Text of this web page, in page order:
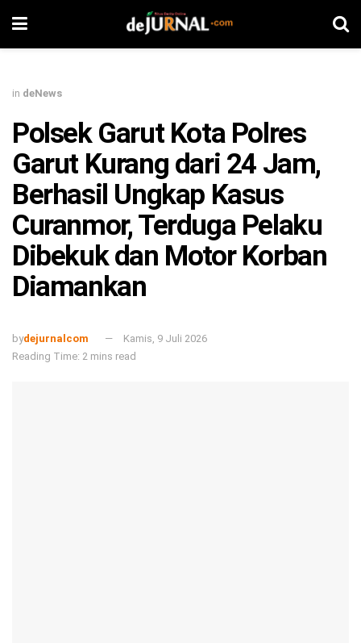
in deNews
Polsek Garut Kota Polres
Garut Kurang dari 24 Jam,
Berhasil Ungkap Kasus
Curanmor, Terduga Pelaku
Dibekuk dan Motor Korban
Diamankan
bydejurnalcom
Kamis, 9 Juli 2026
Reading Time: 2 mins read